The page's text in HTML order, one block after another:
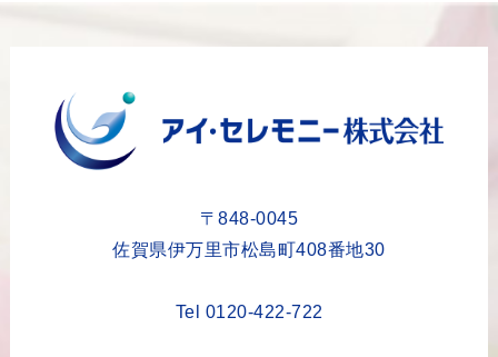
2023年11月
2023年8月
2023年6月
〒848-0045
佐賀県伊万里市松島町408番地30
Tel 0120-422-722